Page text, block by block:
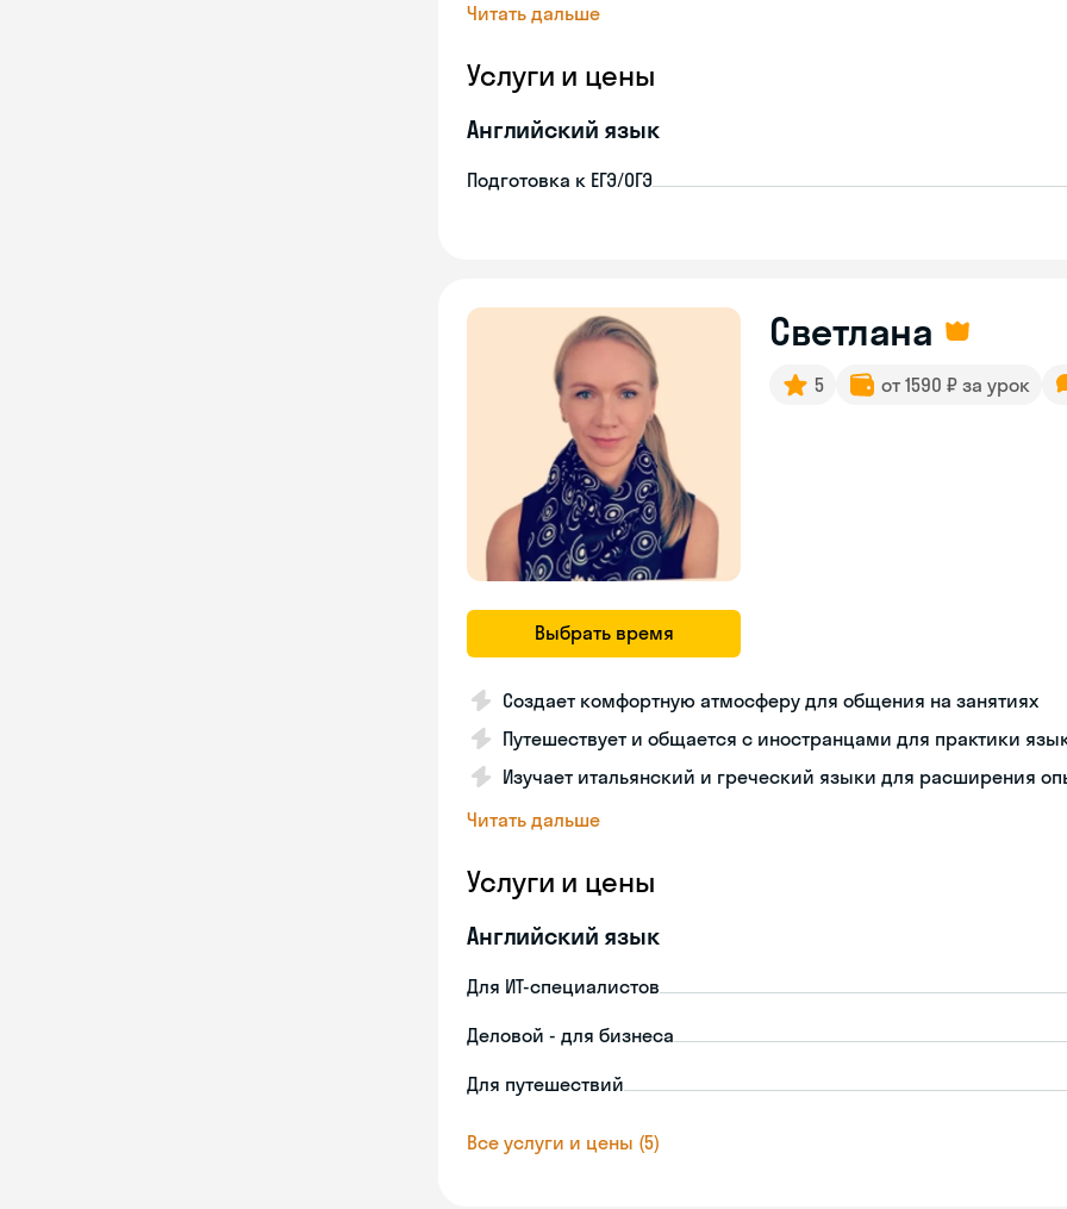
Читать дальше
Услуги и цены
Английский язык
Подготовка к ЕГЭ/ОГЭ
Выбрать время
Светлана
5 от 1590 ₽ за урок
Создает комфортную атмосферу для общения на занятиях
Путешествует и общается с иностранцами для практики
Изучает итальянский и греческий языки для расширения
Читать дальше
Услуги и цены
Английский язык
Для ИТ-специалистов
Деловой - для бизнеса
Для путешествий
Все услуги и цены (5)